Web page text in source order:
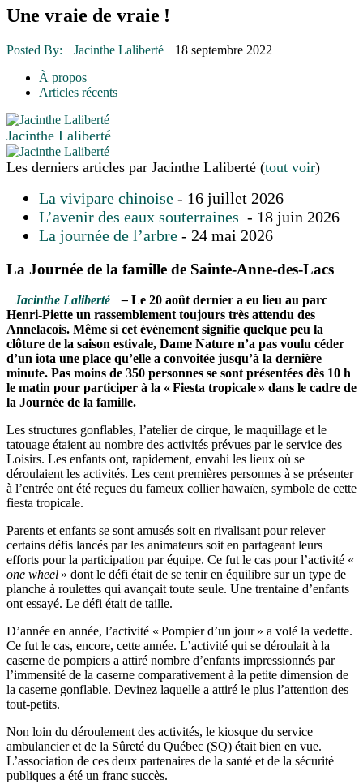
Le rendez-vous des bolides
30 juin 2015 |
Fantaisie et créativité en mode jeunesse
16 juillet 2026
CULTURE
16 juillet 2026
16 juillet 2026
16 juillet 2026 |
Une vraie de vraie !
Posted By: Jacinthe Laliberté
18 septembre 2022
À propos
Articles récents
Jacinthe Laliberté
Les derniers articles par Jacinthe Laliberté (tout voir)
La vivipare chinoise - 16 juillet 2026
L’avenir des eaux souterraines - 18 juin 2026
La journée de l’arbre - 24 mai 2026
La Journée de la famille de Sainte-Anne-des-Lacs
Jacinthe Laliberté – Le 20 août dernier a eu lieu au parc
Henri-Piette un rassemblement toujours très attendu des
Annelacois. Même si cet événement signifie quelque peu la
clôture de la saison estivale, Dame Nature n’a pas voulu céder
d’un iota une place qu’elle a convoitée jusqu’à la dernière
minute. Pas moins de 350 personnes se sont présentées dès 10 h
le matin pour participer à la « Fiesta tropicale » dans le cadre de
la Journée de la famille.
Les structures gonflables, l’atelier de cirque, le maquillage et le
tatouage étaient au nombre des activités prévues par le service des
Loisirs. Les enfants ont, rapidement, envahi les lieux où se
déroulaient les activités. Les cent premières personnes à se présenter
à l’entrée ont été reçues du fameux collier hawaïen, symbole de cette
fiesta tropicale.
Parents et enfants se sont amusés soit en rivalisant pour relever
certains défis lancés par les animateurs soit en partageant leurs
efforts pour la participation par équipe. Ce fut le cas pour l’activité «
one wheel » dont le défi était de se tenir en équilibre sur un type de
planche à roulettes qui avançait toute seule. Une trentaine d’enfants
ont essayé. Le défi était de taille.
D’année en année, l’activité « Pompier d’un jour » a volé la vedette.
Ce fut le cas, encore, cette année. L’activité qui se déroulait à la
caserne de pompiers a attiré nombre d’enfants impressionnés par
l’immensité de la caserne comparativement à la petite dimension de
la caserne gonflable. Devinez laquelle a attiré le plus l’attention des
tout-petits.
Non loin du déroulement des activités, le kiosque du service
ambulancier et de la Sûreté du Québec (SQ) était bien en vue.
L’association de ces deux partenaires de la santé et de la sécurité
publiques a été un franc succès.